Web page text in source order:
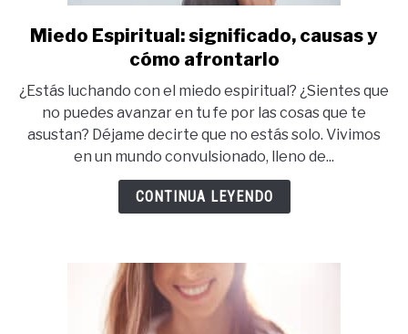
link
to
Espiritual:
significado,
causas
y
cómo
Miedo Espiritual: significado, causas y
cómo afrontarlo
¿Estás luchando con el miedo espiritual? ¿Sientes que
no puedes avanzar en tu fe por las cosas que te
asustan? Déjame decirte que no estás solo. Vivimos
en un mundo convulsionado, lleno de...
CONTINUA LEYENDO